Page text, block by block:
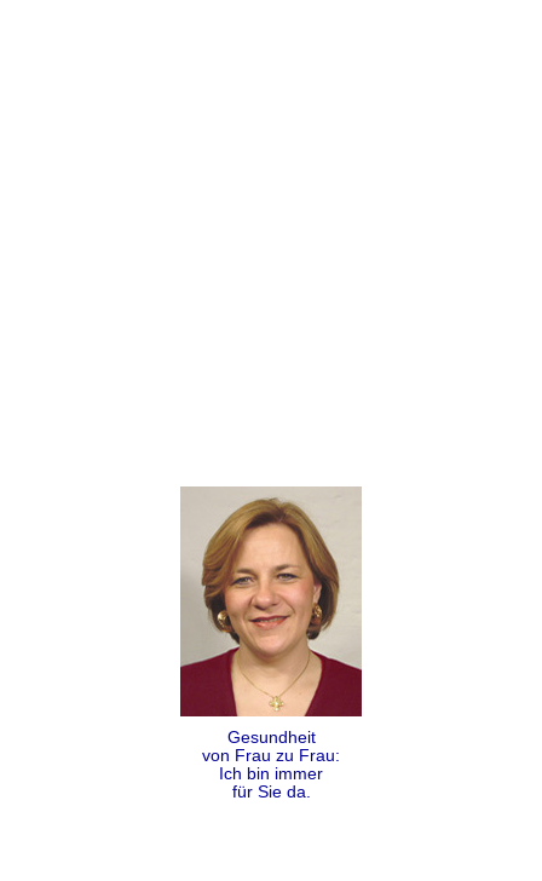
Gesundheit
von Frau zu Frau:
Ich bin immer
für Sie da.